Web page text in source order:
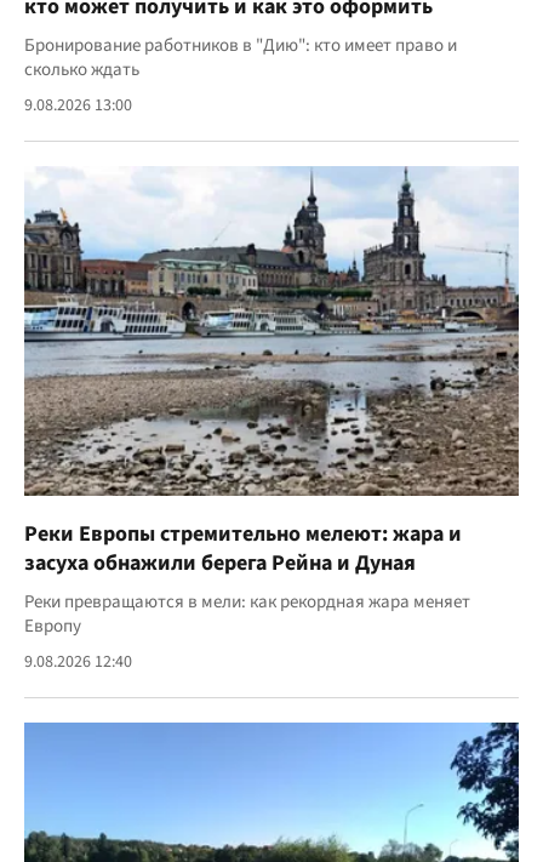
кто может получить и как это оформить
Бронирование работников в "Дию": кто имеет право и
сколько ждать
9.08.2026 13:00
Реки Европы стремительно мелеют: жара и
засуха обнажили берега Рейна и Дуная
Реки превращаются в мели: как рекордная жара меняет
Европу
9.08.2026 12:40